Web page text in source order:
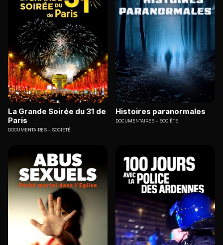
La Grande Soirée du 31 de
Paris
DOCUMENTAIRES SOCIÉTÉ
Histoires paranormales
DOCUMENTAIRES SOCIÉTÉ